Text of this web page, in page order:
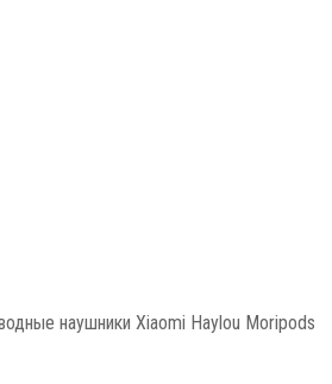
наушники Xiaomi Haylou Moripods